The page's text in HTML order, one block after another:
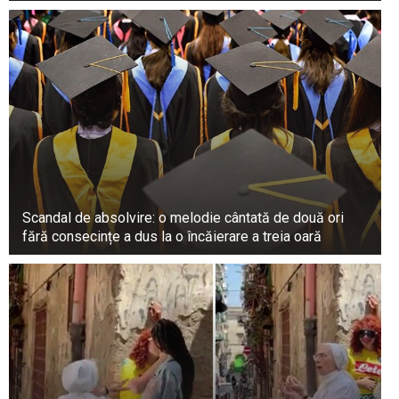
Care este relația dintre Cornel Palade și fiica sa
Ada?
Scandal de absolvire: o melodie cântată de două ori
fără consecințe a dus la o încăierare a treia oară